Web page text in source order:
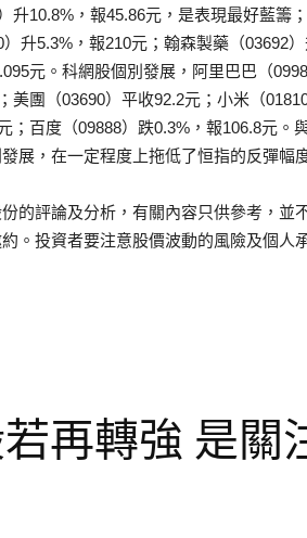
升10.8%，報45.86元，是表現最好藍籌
升5.3%，報210元；翰森製藥（03692
元。科網股個別發展，阿里巴巴（
美團（03690）平收92.2元；小米（
；百度（09888）跌0.3%，報106.8元。
展，在一定程度上拖低了恒指的反彈幅
的評論及分析，有關內容只供參考，並
。投資者要注意股價波動的風險及個人
再轉強 是關